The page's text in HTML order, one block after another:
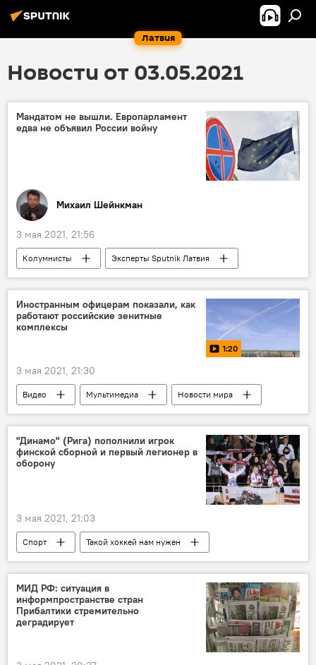
Латвия
Новости от 03.05.2021
Мандатом не вышли. Европарламент
едва не объявил России войну
Михаил Шейнкман
3 мая 2021, 21:56
Колумнисты
Эксперты Sputnik Латвия
Евросоюз
Россия
политика
антироссийские санкции
Европарламент
Иностранным офицерам показали, как
работают российские зенитные
комплексы
1:20
3 мая 2021, 21:30
Видео Мультимедиа
Новости мира
Новости России
Россия
военнослужащие
военная техника
безопасность
"Динамо" (Рига) пополнили игрок
финской сборной и первый легионер в
оборону
3 мая 2021, 21:03
Спорт
Такой хоккей нам нужен
Динамо Рига
КХЛ
МИД РФ: ситуация в
информпространстве стран
Прибалтики стремительно
деградирует